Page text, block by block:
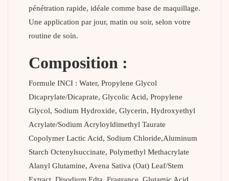
pénétration rapide, idéale comme base de maquillage.
Une application par jour, matin ou soir, selon votre
routine de soin.
Composition :
Formule INCI : Water, Propylene Glycol
Dicaprylate/Dicaprate, Glycolic Acid, Propylene
Glycol, Sodium Hydroxide, Glycerin, Hydroxyethyl
Acrylate/Sodium Acryloyldimethyl Taurate
Copolymer Lactic Acid, Sodium Chloride,Aluminum
Starch Octenylsuccinate, Polymethyl Methacrylate
Alanyl Glutamine, Avena Sativa (Oat) Leaf/Stem
Extract, Disodium Edta, Fragrance, Glutamic Acid,